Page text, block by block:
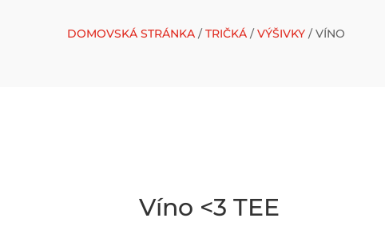
DOMOVSKÁ STRÁNKA / TRIČKÁ / VÝŠIVKY / VÍNO
Víno <3 TEE